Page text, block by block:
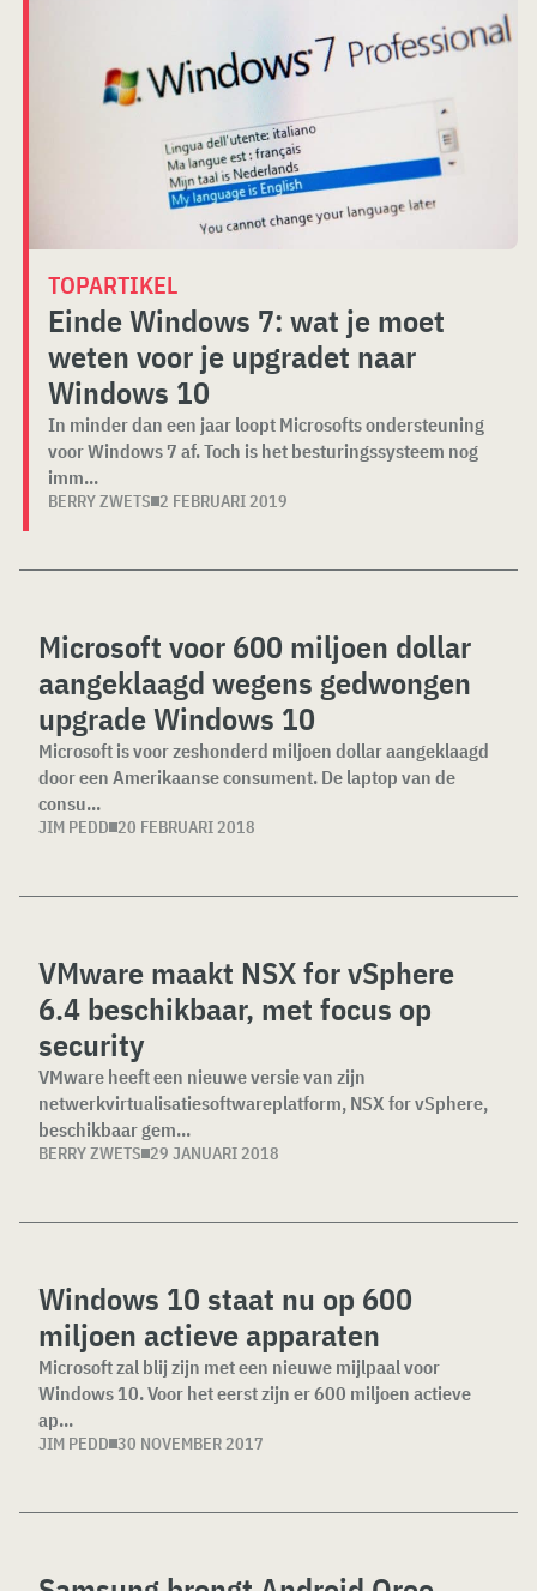
TOPARTIKEL
Einde Windows 7: wat je moet
weten voor je upgradet naar
Windows 10
In minder dan een jaar loopt Microsofts ondersteuning
voor Windows 7 af. Toch is het besturingssysteem nog
imm...
BERRY ZWETS 2 FEBRUARI 2019
Microsoft voor 600 miljoen dollar
aangeklaagd wegens gedwongen
upgrade Windows 10
Microsoft is voor zeshonderd miljoen dollar aangeklaagd
door een Amerikaanse consument. De laptop van de
consu...
JIM PEDD 20 FEBRUARI 2018
VMware maakt NSX for vSphere
6.4 beschikbaar, met focus op
security
VMware heeft een nieuwe versie van zijn
netwerkvirtualisatiesoftwareplatform, NSX for vSphere,
beschikbaar gem...
BERRY ZWETS 29 JANUARI 2018
Windows 10 staat nu op 600
miljoen actieve apparaten
Microsoft zal blij zijn met een nieuwe mijlpaal voor
Windows 10. Voor het eerst zijn er 600 miljoen actieve
ap...
JIM PEDD 30 NOVEMBER 2017